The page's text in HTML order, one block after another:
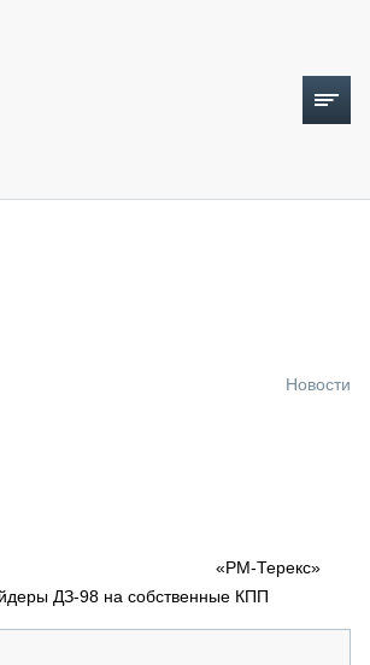
Новости
«РМ-Терекс»
ДЗ-98 на собственные КПП